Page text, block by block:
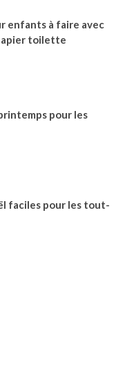
enfants à faire avec
toilette
pour les
faciles pour les tout-